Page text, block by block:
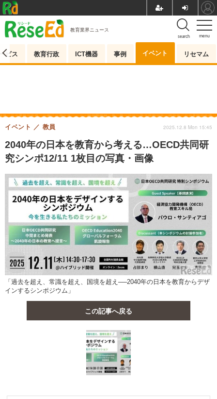
menu
search
教育業界ニュース
ビス 教育行政 ICT機器 事例 イベント リセマム
2040年の日本を教育から考える…OECD共同研
究シンポ12/11 1枚目の写真・画像
イベント 教員 2025.12.8 Mon 15:45
「過去を超え、常識を超え、国境を超え──2040年の日本を教育からデザ
インするシンポジウム」
この記事へ戻る